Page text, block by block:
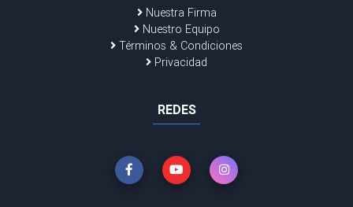
Nuestra Firma
Nuestro Equipo
Términos & Condiciones
Privacidad
REDES